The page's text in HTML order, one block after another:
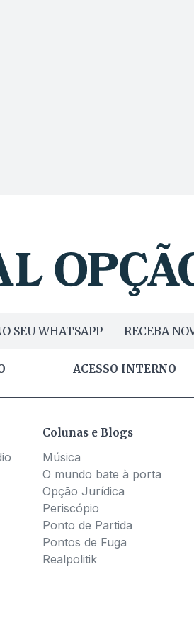
SEU WHATSAPP RECEBA
ACESSO INTERNO
Colunas e Blogs
Música
O mundo bate à porta
Opção Jurídica
Periscópio
Ponto de Partida
Pontos de Fuga
Realpolitik